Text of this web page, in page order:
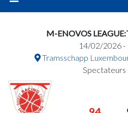
M-ENOVOS
14/02/2026 -
Tramsschapp
Spectateurs